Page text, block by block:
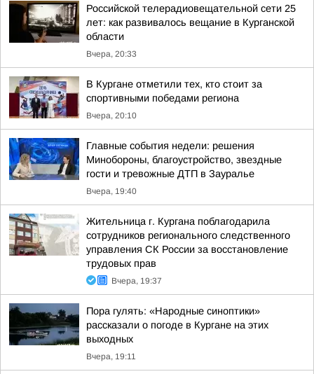
Российской телерадиовещательной сети 25
лет: как развивалось вещание в Курганской
области
Вчера, 20:33
В Кургане отметили тех, кто стоит за
спортивными победами региона
Вчера, 20:10
Главные события недели: решения
Минобороны, благоустройство, звездные
гости и тревожные ДТП в Зауралье
Вчера, 19:40
Жительница г. Кургана поблагодарила
сотрудников регионального следственного
управления СК России за восстановление
трудовых прав
Вчера, 19:37
Пора гулять: «Народные синоптики»
рассказали о погоде в Кургане на этих
выходных
Вчера, 19:11